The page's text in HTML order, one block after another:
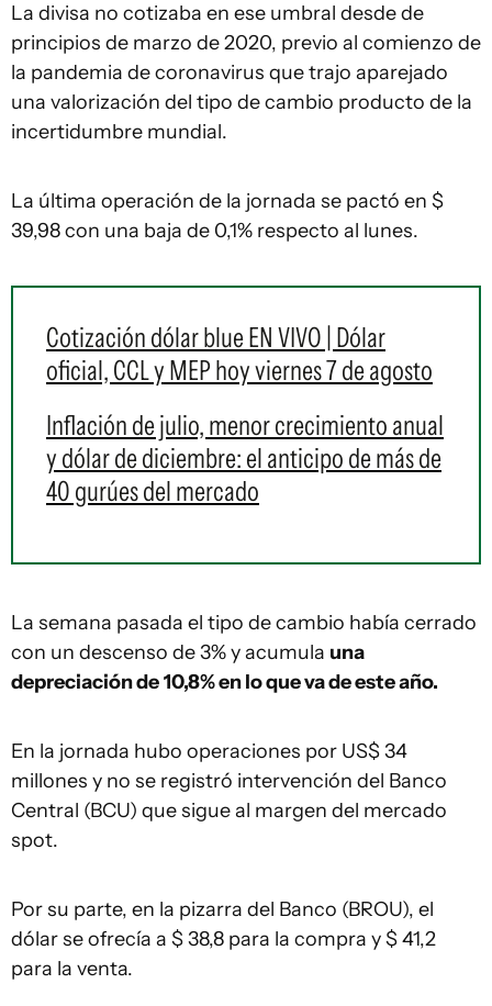
La divisa no cotizaba en ese umbral desde de
principios de marzo de 2020, previo al comienzo de
la pandemia de coronavirus que trajo aparejado
una valorización del tipo de cambio producto de la
incertidumbre mundial.
La última operación de la jornada se pactó en $
39,98 con una baja de 0,1% respecto al lunes.
Cotización dólar blue EN VIVO | Dólar
oficial, CCL y MEP hoy viernes 7 de agosto
Inflación de julio, menor crecimiento anual
y dólar de diciembre: el anticipo de más de
40 gurúes del mercado
La semana pasada el tipo de cambio había cerrado
con un descenso de 3% y acumula una
depreciación de10,8% en lo que va de este año.
En la jornada hubo operaciones por US$ 34
millones y no se registró intervención del Banco
Central (BCU) que sigue al margen del mercado
spot.
Por su parte, en la pizarra del Banco (BROU), el
dólar se ofrecía a $ 38,8 para la compra y $ 41,2
para la venta.